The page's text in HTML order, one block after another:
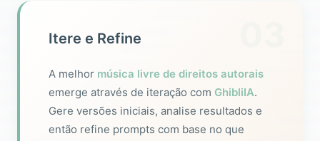
Itere e Refine
A melhor música livre de direitos autorais
emerge através de iteração com GhibliIA.
Gere versões iniciais, analise resultados e
então refine prompts com base no que